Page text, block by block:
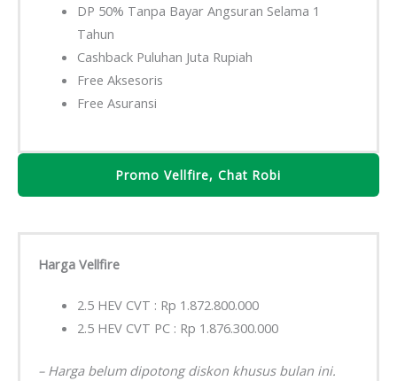
DP 50% Tanpa Bayar Angsuran Selama 1
Tahun
Cashback Puluhan Juta Rupiah
Free Aksesoris
Free Asuransi
Promo Vellfire, Chat Robi
Harga Vellfire
2.5 HEV CVT : Rp 1.872.800.000
2.5 HEV CVT PC : Rp 1.876.300.000
– Harga belum dipotong diskon khusus bulan ini.